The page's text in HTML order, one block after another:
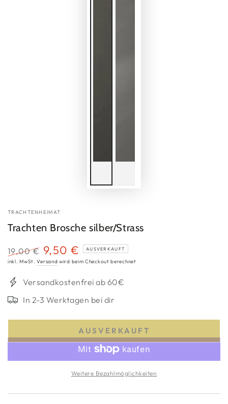
TRACHTENHEIMAT
Trachten Brosche silber/Strass
Regulärer
19,00 €
Verkaufspreis
9,50 € AUSVERKAUFT
inkl. MwSt.Versand wird beim Checkout berechnet
Versandkostenfrei ab 60€
In 2-3 Werktagen bei dir
AUSVERKAUFT
Weitere Bezahlmöglichkeiten